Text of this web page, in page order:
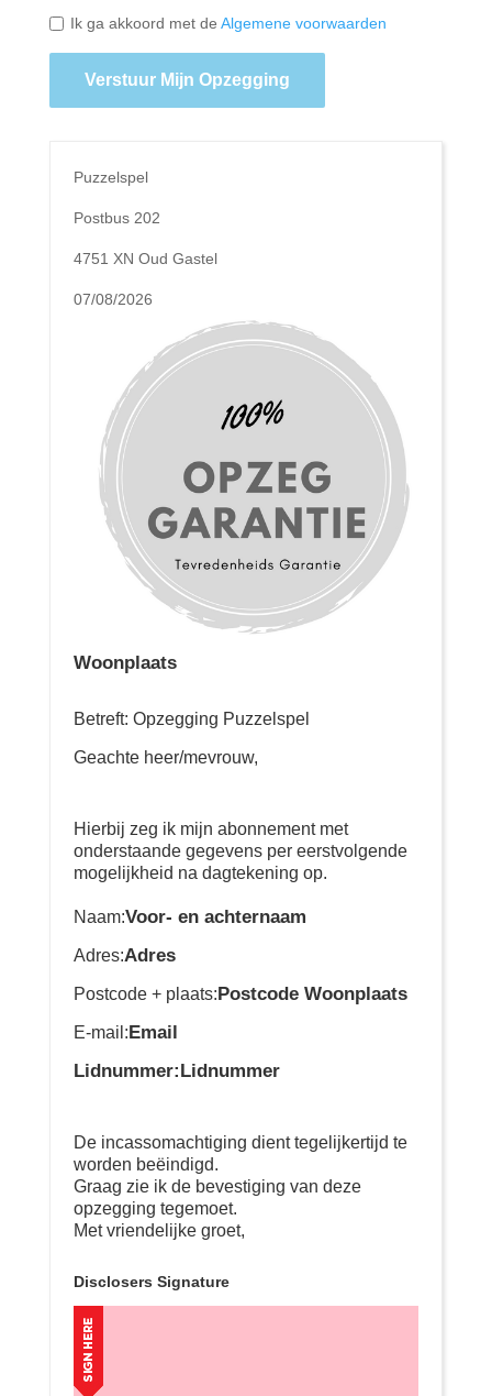
Ik ga akkoord met de Algemene voorwaarden
Verstuur Mijn Opzegging
Puzzelspel
Postbus 202
4751 XN Oud Gastel
07/08/2026
Woonplaats
Betreft: Opzegging Puzzelspel
Geachte heer/mevrouw,
Hierbij zeg ik mijn abonnement met
onderstaande gegevens per eerstvolgende
mogelijkheid na dagtekening op.
Naam:Voor- en achternaam
Adres:Adres
Postcode + plaats:Postcode Woonplaats
E-mail:Email
Lidnummer:Lidnummer
De incassomachtiging dient tegelijkertijd te
worden beëindigd.
Graag zie ik de bevestiging van deze
opzegging tegemoet.
Met vriendelijke groet,
Disclosers Signature